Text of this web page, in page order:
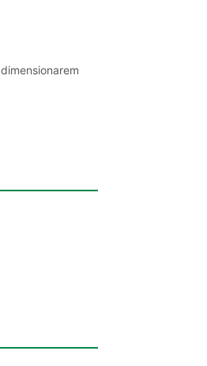
dimensionarem